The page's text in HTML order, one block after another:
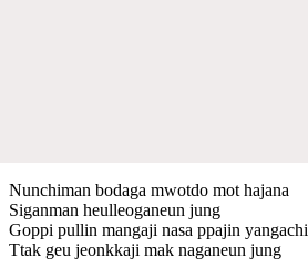
Nunchiman bodaga mwotdo mot hajana
Siganman heulleoganeun jung
Goppi pullin mangaji nasa ppajin yangachi
Ttak geu jeonkkaji mak naganeun jung